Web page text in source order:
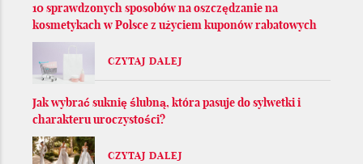
10 sprawdzonych sposobów na oszczędzanie na
kosmetykach w Polsce z użyciem kuponów rabatowych
CZYTAJ DALEJ
Jak wybrać suknię ślubną, która pasuje do sylwetki i
charakteru uroczystości?
CZYTAJ DALEJ